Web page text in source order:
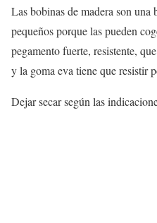
Las bobinas de madera son una
pequeños porque las pueden
pegamento fuerte, resistente,
y la goma eva tiene que resistir
Dejar secar según las